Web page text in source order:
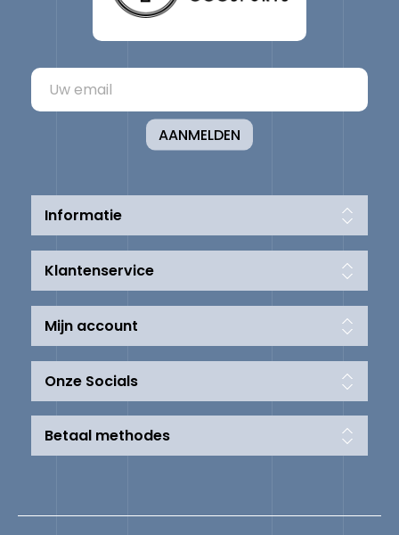
Informatie
Klantenservice
AANMELDEN
Mijn account
Onze Socials
Betaal methodes